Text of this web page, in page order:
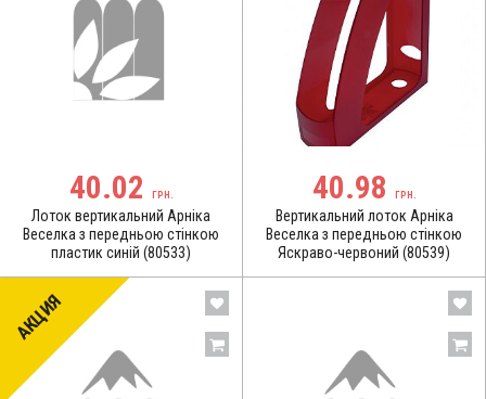
40.02 ГРН.
Лоток вертикальний Арніка
Веселка з передньою стінкою
пластик синій (80533)
40.98 ГРН.
Вертикальний лоток Арніка
Веселка з передньою стінкою
Яскраво-червоний (80539)
АКЦИЯ